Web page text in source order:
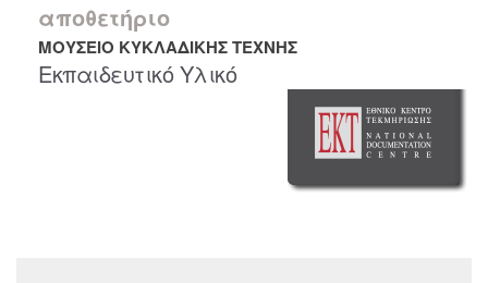
αποθετήριο
ΜΟΥΣΕΙΟ ΚΥΚΛΑΔΙΚΗΣ ΤΕΧΝΗΣ
Εκπαιδευτικό Υλικό